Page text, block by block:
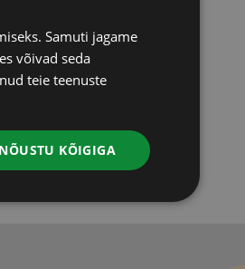
Info
ESTONIAN
Samuti jagame
võivad seda
teie teenuste
NÕUSTU KÕIGIGA